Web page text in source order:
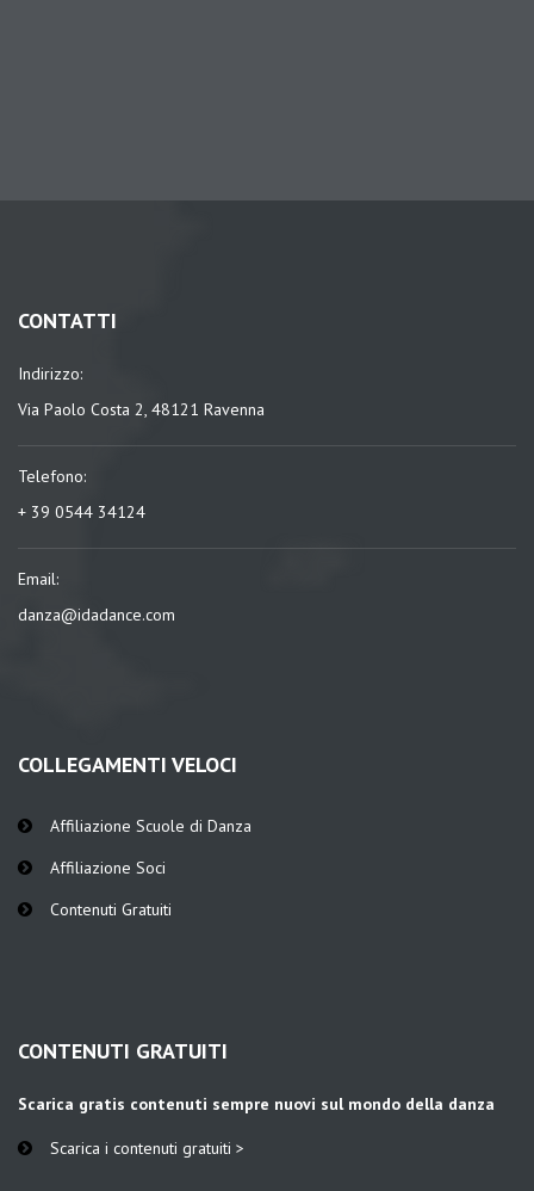
CONTATTI
Indirizzo:
Via Paolo Costa 2, 48121 Ravenna
Telefono:
+ 39 0544 34124
Email:
danza@idadance.com
COLLEGAMENTI VELOCI
Affiliazione Scuole di Danza
Affiliazione Soci
Contenuti Gratuiti
CONTENUTI GRATUITI
Scarica gratis contenuti sempre nuovi sul mondo della danza
Scarica i contenuti gratuiti >